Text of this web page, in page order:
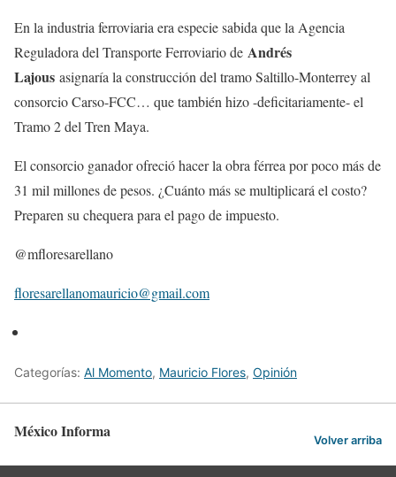
En la industria ferroviaria era especie sabida que la Agencia
Reguladora del Transporte Ferroviario de Andrés
Lajous asignaría la construcción del tramo Saltillo-Monterrey al
consorcio Carso-FCC… que también hizo -deficitariamente- el
Tramo 2 del Tren Maya.
El consorcio ganador ofreció hacer la obra férrea por poco más de
31 mil millones de pesos. ¿Cuánto más se multiplicará el costo?
Preparen su chequera para el pago de impuesto.
@mfloresarellano
floresarellanomauricio@gmail.com
Categorías: Al Momento, Mauricio Flores, Opinión
México Informa Volver arriba